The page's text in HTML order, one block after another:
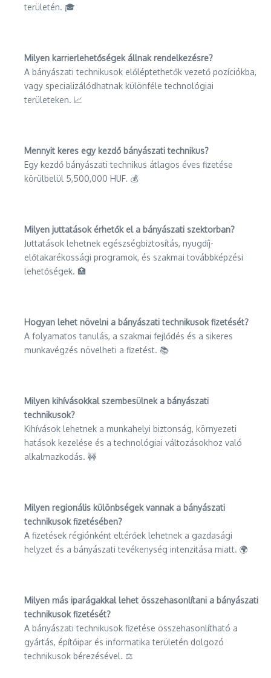
területén. 🎓
Milyen karrierlehetőségek állnak rendelkezésre?
A bányászati technikusok előléptethetők vezető pozíciókba,
vagy specializálódhatnak különféle technológiai
területeken. 📈
Mennyit keres egy kezdő bányászati technikus?
Egy kezdő bányászati technikus átlagos éves fizetése
körülbelül 5,500,000 HUF. 💰
Milyen juttatások érhetők el a bányászati szektorban?
Juttatások lehetnek egészségbiztosítás, nyugdíj-
előtakarékossági programok, és szakmai továbbképzési
lehetőségek. 🏥
Hogyan lehet növelni a bányászati technikusok fizetését?
A folyamatos tanulás, a szakmai fejlődés és a sikeres
munkavégzés növelheti a fizetést. 📚
Milyen kihívásokkal szembesülnek a bányászati
technikusok?
Kihívások lehetnek a munkahelyi biztonság, környezeti
hatások kezelése és a technológiai változásokhoz való
alkalmazkodás. 🚧
Milyen regionális különbségek vannak a bányászati
technikusok fizetésében?
A fizetések régiónként eltérőek lehetnek a gazdasági
helyzet és a bányászati tevékenység intenzitása miatt. 🌍
Milyen más iparágakkal lehet összehasonlítani a bányászati
technikusok fizetését?
A bányászati technikusok fizetése összehasonlítható a
gyártás, építőipar és informatika területén dolgozó
technikusok bérezésével. ⚖️